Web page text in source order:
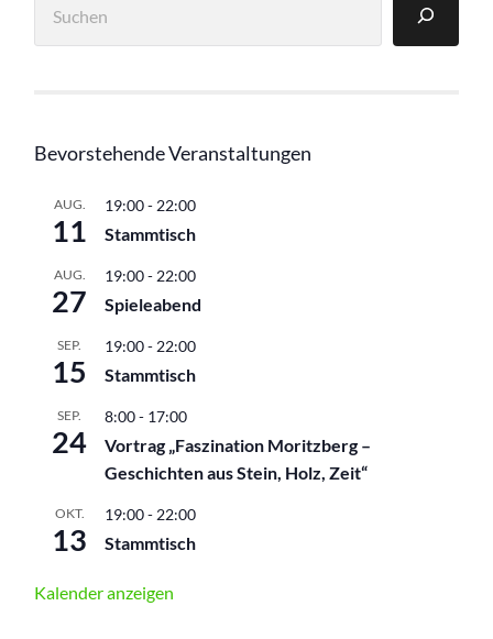
Bevorstehende Veranstaltungen
AUG.
11
19:00- 22:00
Stammtisch
AUG.
27
19:00- 22:00
Spieleabend
SEP.
15
19:00- 22:00
Stammtisch
SEP.
24
8:00- 17:00
Vortrag „Faszination Moritzberg –
Geschichten aus Stein, Holz, Zeit“
OKT.
13
19:00- 22:00
Stammtisch
Kalender anzeigen